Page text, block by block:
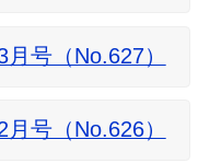
号（No.627）
号（No.626）